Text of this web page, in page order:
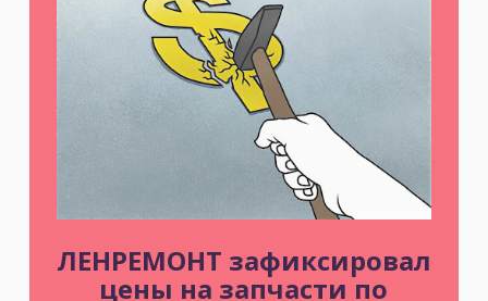
ЛЕНРЕМОНТ зафиксировал
цены на запчасти по